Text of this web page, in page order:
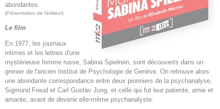
abondantes.
(Présentation de l'éditeur)
Le film
En 1977, les journaux
intimes et les lettres d'une
mystérieuse femme russe, Sabina Spielrein, sont découverts dans un
grenier de l'ancien Institut de Psychologie de Genève. On retrouve alors
une abondante correspondance entre deux pionniers de la psychanalyse,
Sigmund Freud et Carl Gustav Jung, et celle qui fut leur patiente, amie et
amante, avant de devenir elle-même psychanalyste.